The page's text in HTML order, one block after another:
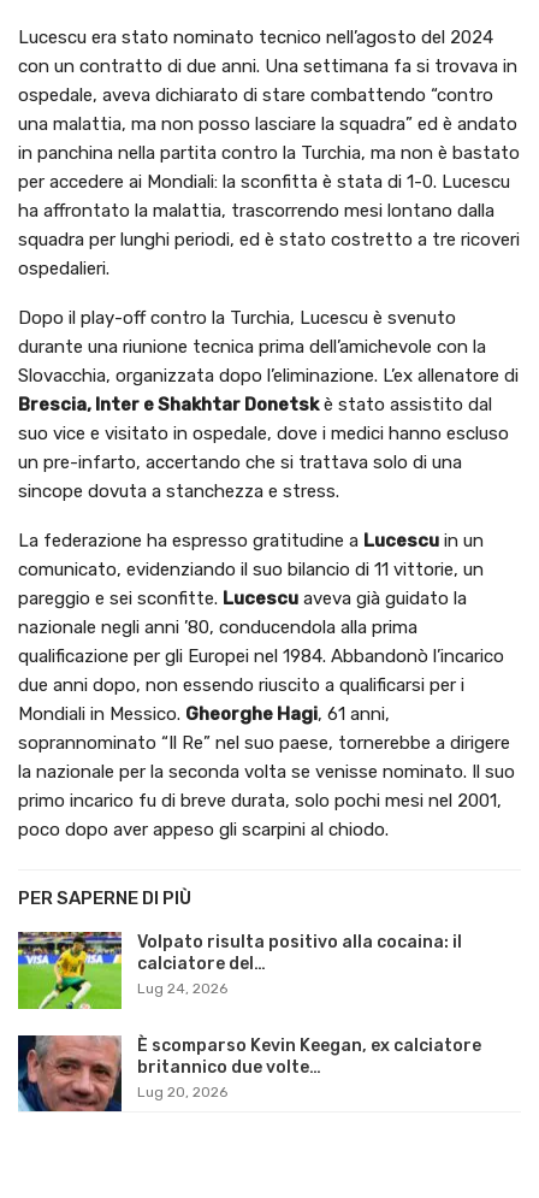
Lucescu era stato nominato tecnico nell’agosto del 2024
con un contratto di due anni. Una settimana fa si trovava in
ospedale, aveva dichiarato di stare combattendo “contro
una malattia, ma non posso lasciare la squadra” ed è andato
in panchina nella partita contro la Turchia, ma non è bastato
per accedere ai Mondiali: la sconfitta è stata di 1-0. Lucescu
ha affrontato la malattia, trascorrendo mesi lontano dalla
squadra per lunghi periodi, ed è stato costretto a tre ricoveri
ospedalieri.
Dopo il play-off contro la Turchia, Lucescu è svenuto
durante una riunione tecnica prima dell’amichevole con la
Slovacchia, organizzata dopo l’eliminazione. L’ex allenatore di
Brescia, Inter e Shakhtar Donetskè stato assistito dal
suo vice e visitato in ospedale, dove i medici hanno escluso
un pre-infarto, accertando che si trattava solo di una
sincope dovuta a stanchezza e stress.
La federazione ha espresso gratitudine a Lucescu in un
comunicato, evidenziando il suo bilancio di 11 vittorie, un
pareggio e sei sconfitte. Lucescu aveva già guidato la
nazionale negli anni ’80, conducendola alla prima
qualificazione per gli Europei nel 1984. Abbandonò l’incarico
due anni dopo, non essendo riuscito a qualificarsi per i
Mondiali in Messico. Gheorghe Hagi, 61 anni,
soprannominato “Il Re” nel suo paese, tornerebbe a dirigere
la nazionale per la seconda volta se venisse nominato. Il suo
primo incarico fu di breve durata, solo pochi mesi nel 2001,
poco dopo aver appeso gli scarpini al chiodo.
PER SAPERNE DI PIÙ
Volpato risulta positivo alla cocaina: il
calciatore del…
Lug 24, 2026
È scomparso Kevin Keegan, ex calciatore
britannico due volte…
Lug 20, 2026